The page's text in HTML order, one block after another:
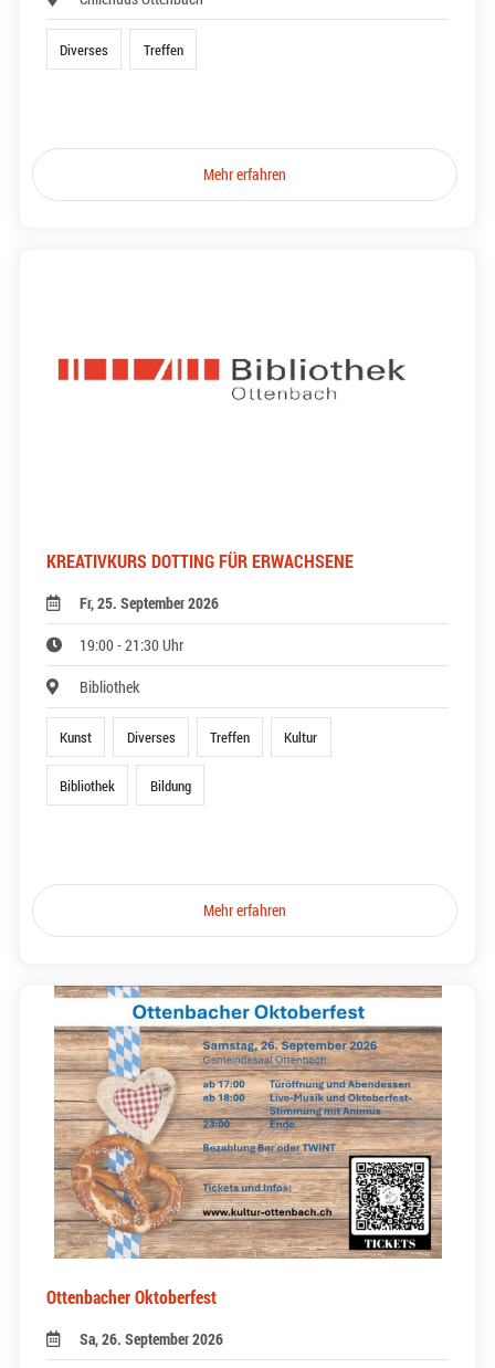
Diverses Treffen
Mehr erfahren
KREATIVKURS DOTTING FÜR ERWACHSENE
Fr, 25. September 2026
19:00 - 21:30 Uhr
Bibliothek
Kunst Diverses Treffen Kultur
Bibliothek Bildung
Mehr erfahren
Ottenbacher Oktoberfest
Sa, 26. September 2026